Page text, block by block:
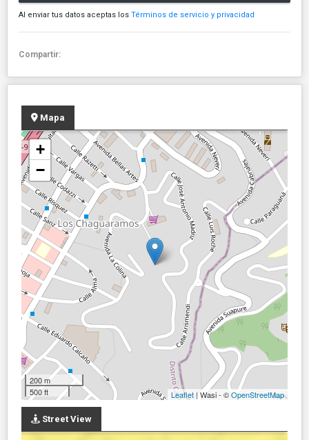
Al enviar tus datos aceptas los Términos de servicio y privacidad
Compartir:
Mapa
+
−
200 m
500 ft
Leaflet | Wasi - ©OpenStreetMap
Street View